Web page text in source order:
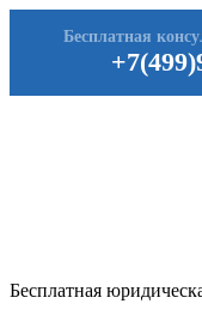
Бесплатная
Бесплатная